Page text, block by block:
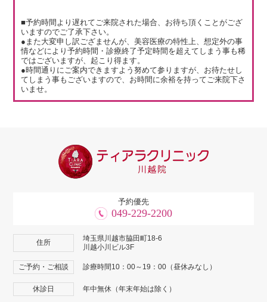
■予約時間より遅れてご来院された場合、お待ち頂くことがござ
いますのでご了承下さい。
●また大変申し訳ござませんが、美容医療の特性上、想定外の事
情などにより予約時間・診療終了予定時間を超えてしまう事も稀
ではございますが、起こり得ます。
●時間通りにご案内できますよう努めて参りますが、お待たせし
てしまう事もございますので、お時間に余裕を持ってご来院下さ
いませ。
予約優先
049-229-2200
住所
埼玉県川越市脇田町18-6
川越小川ビル3F
ご予約・ご相談 診療時間10：00～19：00（昼休みなし）
休診日 年中無休（年末年始は除く）